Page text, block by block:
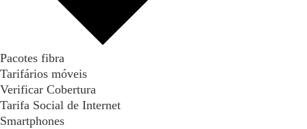
Pacotes fibra
Tarifários móveis
Verificar Cobertura
Tarifa Social de Internet
Smartphones